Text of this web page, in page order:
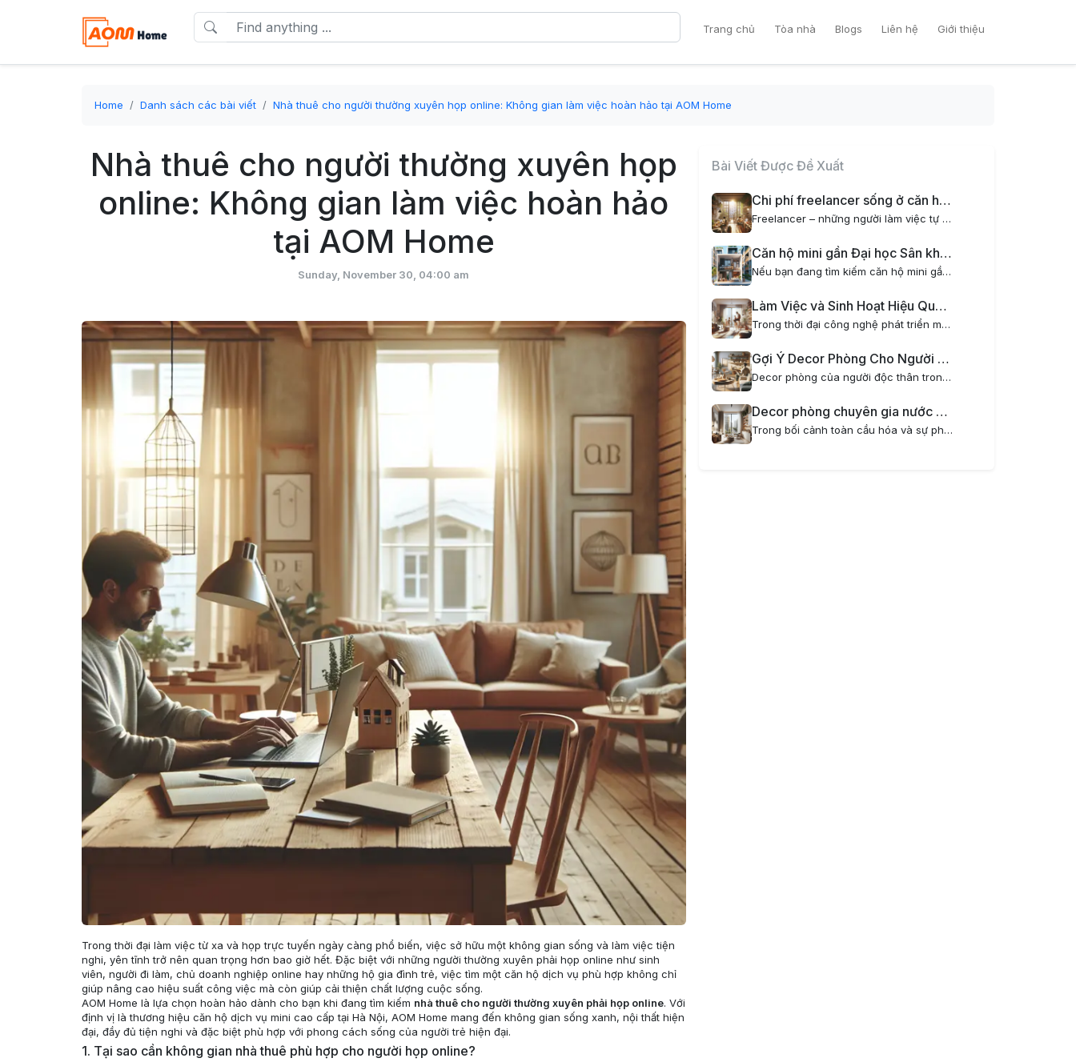
Trang chủ Tòa nhà Blogs Liên hệ Giới thiệu
Home Danh sách các bài viết Nhà thuê cho người thường xuyên họp online: Không gian làm việc hoàn hảo tại AOM Home
Nhà thuê cho người thường xuyên họp
online: Không gian làm việc hoàn hảo
tại AOM Home
Sunday, November 30, 04:00 am
Trong thời đại làm việc từ xa và họp trực tuyến ngày càng phổ biến, việc sở hữu một không gian sống và làm việc tiện
nghi, yên tĩnh trở nên quan trọng hơn bao giờ hết. Đặc biệt với những người thường xuyên phải họp online như sinh
viên, người đi làm, chủ doanh nghiệp online hay những hộ gia đình trẻ, việc tìm một căn hộ dịch vụ phù hợp không chỉ
giúp nâng cao hiệu suất công việc mà còn giúp cải thiện chất lượng cuộc sống.
AOM Home là lựa chọn hoàn hảo dành cho bạn khi đang tìm kiếm nhà thuê cho người thường xuyên phải họp online. Với
định vị là thương hiệu căn hộ dịch vụ mini cao cấp tại Hà Nội, AOM Home mang đến không gian sống xanh, nội thất hiện
đại, đầy đủ tiện nghi và đặc biệt phù hợp với phong cách sống của người trẻ hiện đại.
1. Tại sao cần không gian nhà thuê phù hợp cho người họp online?
Bài Viết Được Đề Xuất
Chi phí freelancer sống ở căn hộ mini tại Hà Nội có gì đặc biệt?
Freelancer – những người làm việc tự do đang ngày càng trở nên phổ biến tại Việt Nam, đặc biệt là tại các thành phố lớn như Hà Nội. Một trong những yếu tố quan trọng ảnh hưởng đến cuộc sống và công việc của freelancer chính là chi phí sinh hoạt, đặc...
Căn hộ mini gần Đại học Sân khấu Điện ảnh – Nơi lý tưởng cho sinh viên và người đi làm
Nếu bạn đang tìm kiếm căn hộ mini gần Đại học Sân khấu Điện ảnh, AOM Home là lựa chọn hoàn hảo dành cho bạn. Với vị trí đắc địa, tiện nghi hiện đại và phong cách sống xanh kết hợp thiết kế nội thất chill, AOM Home mang đến không gian sống tiện nghi,...
Làm Việc và Sinh Hoạt Hiệu Quả Cho Gia Đình Trẻ Khi Thuê Chung Cư Mini
Trong thời đại công nghệ phát triển mạnh mẽ, xu hướng làm việc tại nhà ngày càng phổ biến, đặc biệt đối với các gia đình trẻ. Tuy nhiên, không phải ai cũng có không gian lý tưởng để vừa làm việc vừa sinh hoạt thoải mái. Đó là lý do thuê chung cư...
Gợi Ý Decor Phòng Cho Người Độc Thân Trong Chung Cư Mini Hiện Đại
Decor phòng của người độc thân trong chung cư mini là một nghệ thuật thú vị, giúp biến không gian sống trở nên tiện nghi, phong cách và thể hiện cá tính riêng. Đặc biệt với những ai yêu thích sự tối giản, hiện đại nhưng vẫn muốn có một không gian...
Decor phòng chuyên gia nước ngoài sống tại căn hộ mini sang trọng và tiện nghi
Trong bối cảnh toàn cầu hóa và sự phát triển mạnh mẽ của các doanh nghiệp quốc tế tại Hà Nội, nhu cầu về căn hộ dịch vụ mini cho chuyên gia nước ngoài ngày càng tăng cao. Việc decor phòng dành cho chuyên gia nước ngoài không chỉ đòi hỏi sự hiện đại,...